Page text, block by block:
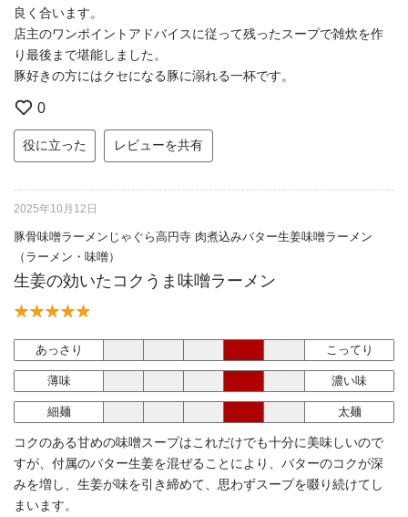
良く合います。
店主のワンポイントアドバイスに従って残ったスープで雑炊を作
り最後まで堪能しました。
豚好きの方にはクセになる豚に溺れる一杯です。
0
役に立った レビューを共有
2025年10月12日
豚骨味噌ラーメンじゃぐら高円寺 肉煮込みバター生姜味噌ラーメン
（ラーメン・味噌）
生姜の効いたコクうま味噌ラーメン
あっさり こってり
薄味 濃い味
細麺 太麺
コクのある甘めの味噌スープはこれだけでも十分に美味しいので
すが、付属のバター生姜を混ぜることにより、バターのコクが深
みを増し、生姜が味を引き締めて、思わずスープを啜り続けてし
まいます。